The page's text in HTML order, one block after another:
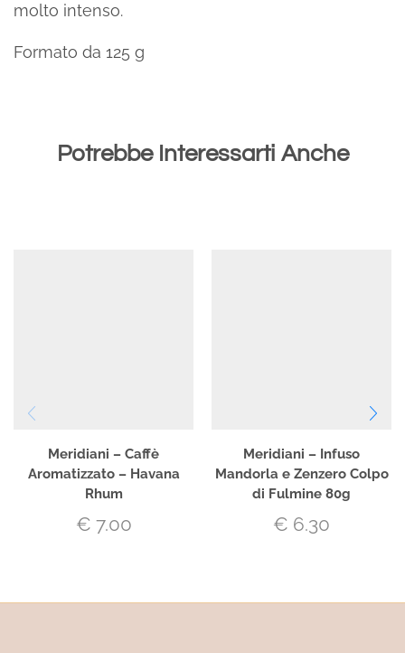
molto intenso.
Formato da 125 g
Potrebbe Interessarti Anche
Meridiani – Caffè
Aromatizzato – Havana
Rhum
€ 7.00
Meridiani – Infuso
Mandorla e Zenzero Colpo
di Fulmine 80g
€ 6.30